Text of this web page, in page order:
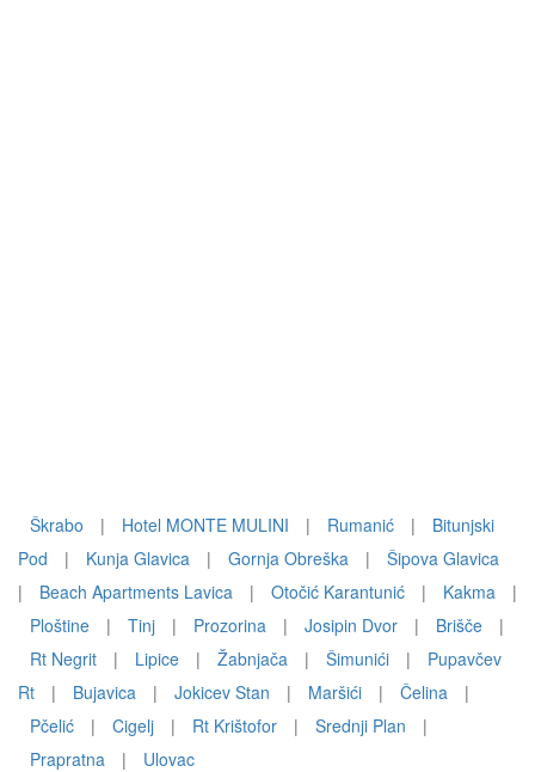
Škrabo | Hotel MONTE MULINI | Rumanić |
Bitunjski
Pod
| Kunja Glavica | Gornja Obreška |
Šipova Glavica
|
Beach Apartments Lavica | Otočić Karantunić | Kakma
|
Ploštine
| Tinj | Prozorina | Josipin Dvor | Brišče
|
Rt Negrit
| Lipice | Žabnjača | Šimunići |
Pupavčev
Rt
| Bujavica | Jokicev Stan | Maršići | Čelina
|
Pčelić
| Cigelj | Rt Krištofor | Srednji Plan
|
Prapratna
|
Ulovac